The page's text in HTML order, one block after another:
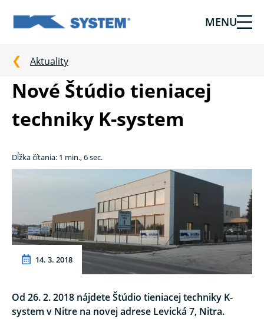
Tieniaca
pre
vašu
domácnosť
od
Ksystem
MENU
Aktuality
Nové Štúdio tieniacej
techniky K-system
Dĺžka čítania: 1 min., 6 sec.
14. 3. 2018
Od 26. 2. 2018 nájdete Štúdio tieniacej techniky K-
system v Nitre na novej adrese Levická 7, Nitra.